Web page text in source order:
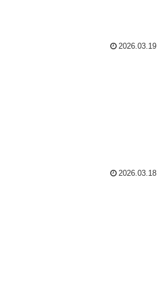
2026.03.19
2026.03.18